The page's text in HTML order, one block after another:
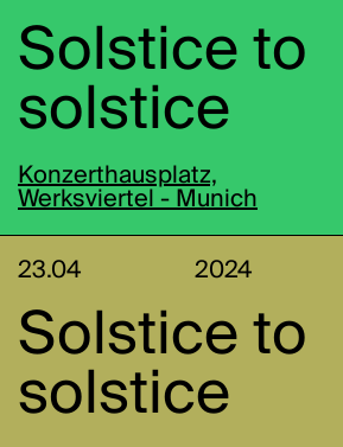
Solstice to
solstice
Konzerthausplatz,
Werksviertel - Munich
23.04 2024
Solstice to
solstice